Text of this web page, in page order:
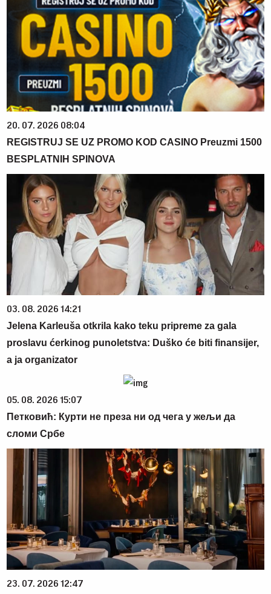
20. 07. 2026 08:04
REGISTRUJ SE UZ PROMO KOD CASINO Preuzmi 1500
BESPLATNIH SPINOVA
03. 08. 2026 14:21
Jelena Karleuša otkrila kako teku pripreme za gala
proslavu ćerkinog punoletstva: Duško će biti finansijer,
a ja organizator
05. 08. 2026 15:07
Петковић: Курти не преза ни од чега у жељи да
сломи Србе
23. 07. 2026 12:47